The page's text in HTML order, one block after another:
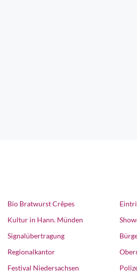
Bio Bratwurst Crêpes
Kultur in Hann. Münden
Signalübertragung
Regionalkantor
Festival Niedersachsen